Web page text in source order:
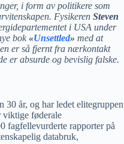
i form av politikere som
Fysikeren Steven
i USA under
bok «Unsettled» med at
er så fjernt fra nærkontakt
er absurde og bevislig falske.
30 år, og har ledet elitegruppen
viktige føderale
fagfellevurderte rapporter på
databruk,